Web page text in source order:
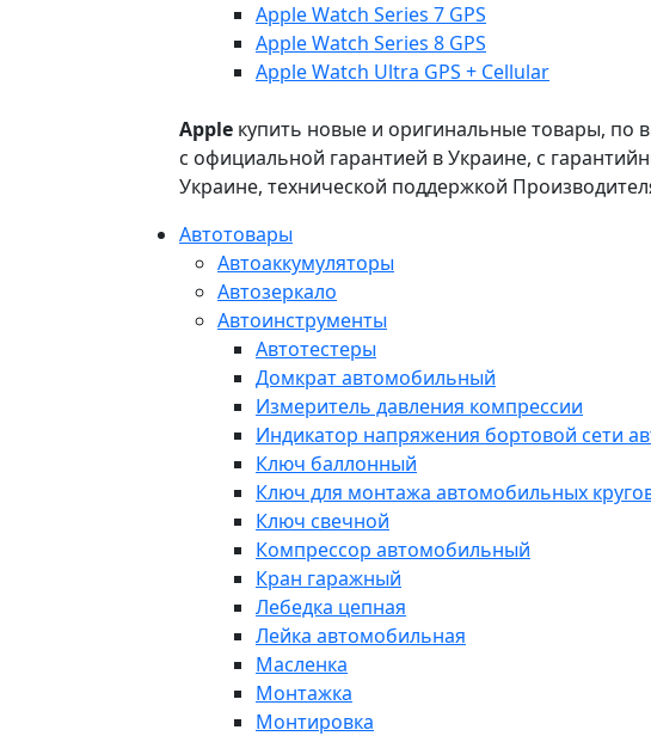
Apple Watch Series 7 GPS
Apple Watch Series 8 GPS
Apple Watch Ultra GPS + Cellular
Apple купить новые и оригинальные товары, по
с официальной гарантией в Украине, с
Украине, технической поддержкой
Автотовары
Автоаккумуляторы
Автозеркало
Автоинструменты
Автотестеры
Домкрат автомобильный
Измеритель давления компрессии
Индикатор напряжения бортовой сети
Ключ баллонный
Ключ для монтажа автомобильных
Ключ свечной
Компрессор автомобильный
Кран гаражный
Лебедка цепная
Лейка автомобильная
Масленка
Монтажка
Монтировка